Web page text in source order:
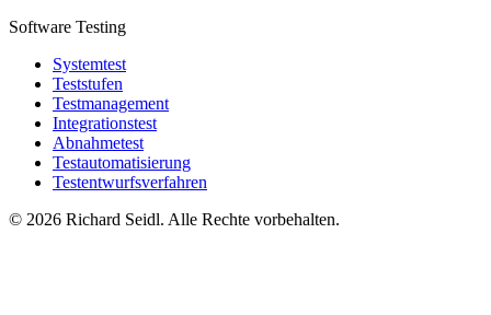
Software Testing
Systemtest
Teststufen
Testmanagement
Integrationstest
Abnahmetest
Testautomatisierung
Testentwurfsverfahren
© 2026 Richard Seidl. Alle Rechte vorbehalten.